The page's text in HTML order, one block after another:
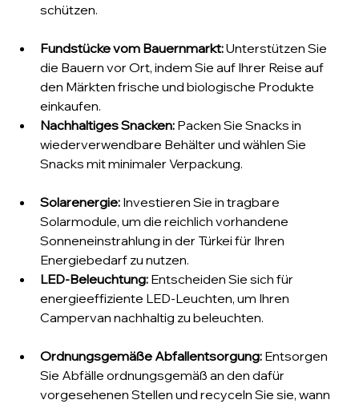
schützen.
Fundstücke vom Bauernmarkt: Unterstützen Sie
die Bauern vor Ort, indem Sie auf Ihrer Reise auf
den Märkten frische und biologische Produkte
einkaufen.
Nachhaltiges Snacken: Packen Sie Snacks in
wiederverwendbare Behälter und wählen Sie
Snacks mit minimaler Verpackung.
Solarenergie: Investieren Sie in tragbare
Solarmodule, um die reichlich vorhandene
Sonneneinstrahlung in der Türkei für Ihren
Energiebedarf zu nutzen.
LED-Beleuchtung: Entscheiden Sie sich für
energieeffiziente LED-Leuchten, um Ihren
Campervan nachhaltig zu beleuchten.
Ordnungsgemäße Abfallentsorgung: Entsorgen
Sie Abfälle ordnungsgemäß an den dafür
vorgesehenen Stellen und recyceln Sie sie, wann